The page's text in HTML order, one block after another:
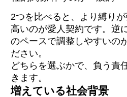
2つを比べると、より縛り
高いのが愛人契約です。逆
のペースで調整しやすいの
ださい。
どちらを選ぶかで、負う責
きます。
増えている社会背景